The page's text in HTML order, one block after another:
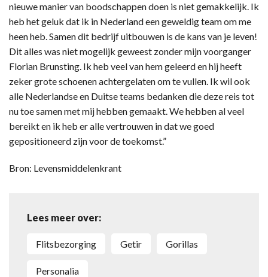
nieuwe manier van boodschappen doen is niet gemakkelijk. Ik
heb het geluk dat ik in Nederland een geweldig team om me
heen heb. Samen dit bedrijf uitbouwen is de kans van je leven!
Dit alles was niet mogelijk geweest zonder mijn voorganger
Florian Brunsting. Ik heb veel van hem geleerd en hij heeft
zeker grote schoenen achtergelaten om te vullen. Ik wil ook
alle Nederlandse en Duitse teams bedanken die deze reis tot
nu toe samen met mij hebben gemaakt. We hebben al veel
bereikt en ik heb er alle vertrouwen in dat we goed
gepositioneerd zijn voor de toekomst.”
Bron: Levensmiddelenkrant
Lees meer over:
flitsbezorging Getir Gorillas
personalia